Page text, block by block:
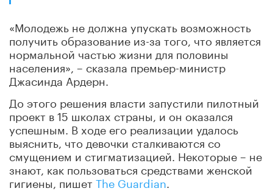
«Молодежь не должна упускать возможность
получить образование из-за того, что является
нормальной частью жизни для половины
населения», – сказала премьер-министр
Джасинда Ардерн.
До этого решения власти запустили пилотный
проект в 15 школах страны, и он оказался
успешным. В ходе его реализации удалось
выяснить, что девочки сталкиваются со
смущением и стигматизацией. Некоторые – не
знают, как пользоваться средствами женской
гигиены, пишетThe Guardian